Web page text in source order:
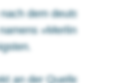
dem deutschen
»Merlin«, so
an der Quelle. Alle